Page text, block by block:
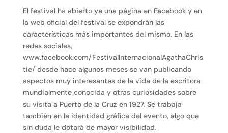
El festival ha abierto ya una página en Facebook y en
la web oficial del festival se expondrán las
características más importantes del mismo. En las
redes sociales,
www.facebook.com/FestivalInternacionalAgathaChris
tie/ desde hace algunos meses se van publicando
aspectos muy interesantes de la vida de la escritora
mundialmente conocida y otras curiosidades sobre
su visita a Puerto de la Cruz en 1927. Se trabaja
también en la identidad gráfica del evento, algo que
sin duda le dotará de mayor visibilidad.